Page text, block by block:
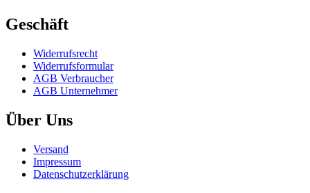
Geschäft
Widerrufs­recht
Widerrufs­formular
AGB Verbraucher
AGB Unternehmer
Über Uns
Versand
Impressum
Daten­schutz­erklärung